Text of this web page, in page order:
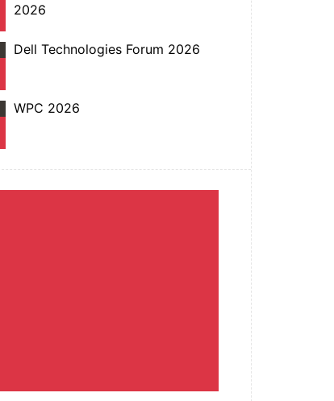
2026
Dell Technologies Forum 2026
WPC 2026